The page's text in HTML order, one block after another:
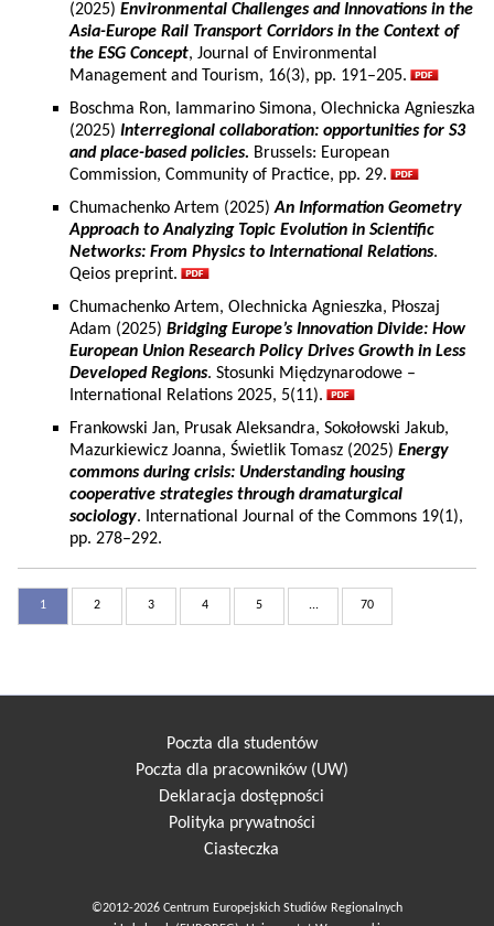
(2025) Environmental Challenges and Innovations in the
Asia-Europe Rail Transport Corridors in the Context of
the ESG Concept, Journal of Environmental
Management and Tourism, 16(3), pp. 191–205.
Boschma Ron, Iammarino Simona, Olechnicka Agnieszka
(2025) Interregional collaboration: opportunities for S3
and place-based policies. Brussels: European
Commission, Community of Practice, pp. 29.
Chumachenko Artem (2025)An Information Geometry
Approach to Analyzing Topic Evolution in Scientific
Networks: From Physics to International Relations.
Qeios preprint.
Chumachenko Artem, Olechnicka Agnieszka, Płoszaj
Adam (2025) Bridging Europe’s Innovation Divide: How
European Union Research Policy Drives Growth in Less
Developed Regions. Stosunki Międzynarodowe –
International Relations 2025, 5(11).
Frankowski Jan, Prusak Aleksandra, Sokołowski Jakub,
Mazurkiewicz Joanna, Świetlik Tomasz (2025) Energy
commons during crisis: Understanding housing
cooperative strategies through dramaturgical
sociology. International Journal of the Commons 19(1),
pp. 278–292.
1 2 3 4 5 ... 70
Poczta dla studentów
Poczta dla pracowników (UW)
Deklaracja dostępności
Polityka prywatności
Ciasteczka
©2012-2026 Centrum Europejskich Studiów Regionalnych